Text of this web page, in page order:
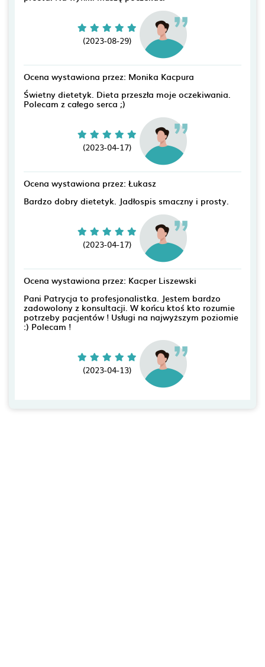
(2023-08-29)
Ocena wystawiona przez: Monika Kacpura
Świetny dietetyk. Dieta przeszła moje oczekiwania.
Polecam z całego serca ;)
(2023-04-17)
Ocena wystawiona przez: Łukasz
Bardzo dobry dietetyk. Jadłospis smaczny i prosty.
(2023-04-17)
Ocena wystawiona przez: Kacper Liszewski
Pani Patrycja to profesjonalistka. Jestem bardzo
zadowolony z konsultacji. W końcu ktoś kto rozumie
potrzeby pacjentów ! Usługi na najwyższym poziomie
:) Polecam !
(2023-04-13)